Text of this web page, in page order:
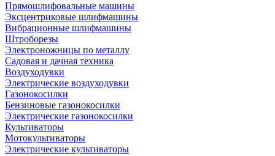
Прямошлифовальные машины
Эксцентриковые шлифмашины
Вибрационные шлифмашины
Штроборезы
Электроножницы по металлу
Садовая и дачная техника
Воздуходувки
Электрические воздуходувки
Газонокосилки
Бензиновые газонокосилки
Электрические газонокосилки
Культиваторы
Мотокультиваторы
Электрические культиваторы